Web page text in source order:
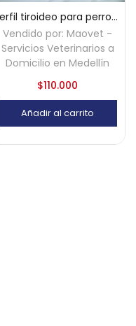
Perfil tiroideo para perros y gatos a domicilio
Vendido por: Maovet -
Servicios Veterinarios a
Domicilio en Medellín
$110.000
Añadir al carrito